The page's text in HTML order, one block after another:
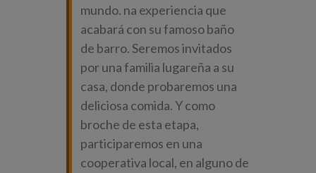
mundo. na experiencia que
acabará con su famoso baño
de barro. Seremos invitados
por una familia lugareña a su
casa, donde probaremos una
deliciosa comida. Y como
broche de esta etapa,
participaremos en una
cooperativa local, en alguno de